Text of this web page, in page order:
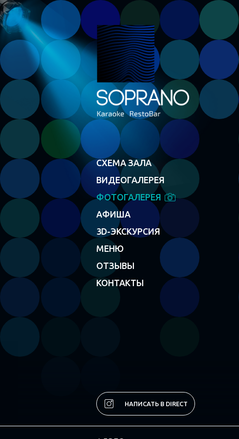
СХЕМА ЗАЛА
ВИДЕОГАЛЕРЕЯ
ФОТОГАЛЕРЕЯ
АФИША
3D-ЭКСКУРСИЯ
МЕНЮ
ОТЗЫВЫ
КОНТАКТЫ
НАПИСАТЬ В DIRECT